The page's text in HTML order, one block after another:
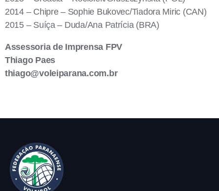
2014 – Chipre – Sophie Bukovec/Tiadora Miric (CAN)
2015 – Suíça – Duda/Ana Patrícia (BRA)
Assessoria de Imprensa FPV
Thiago Paes
thiago@voleiparana.com.br